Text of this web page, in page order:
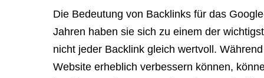
Die Bedeutung von Backlinks für das
Jahren haben sie sich zu einem der
nicht jeder Backlink gleich wertvoll.
Website erheblich verbessern können,